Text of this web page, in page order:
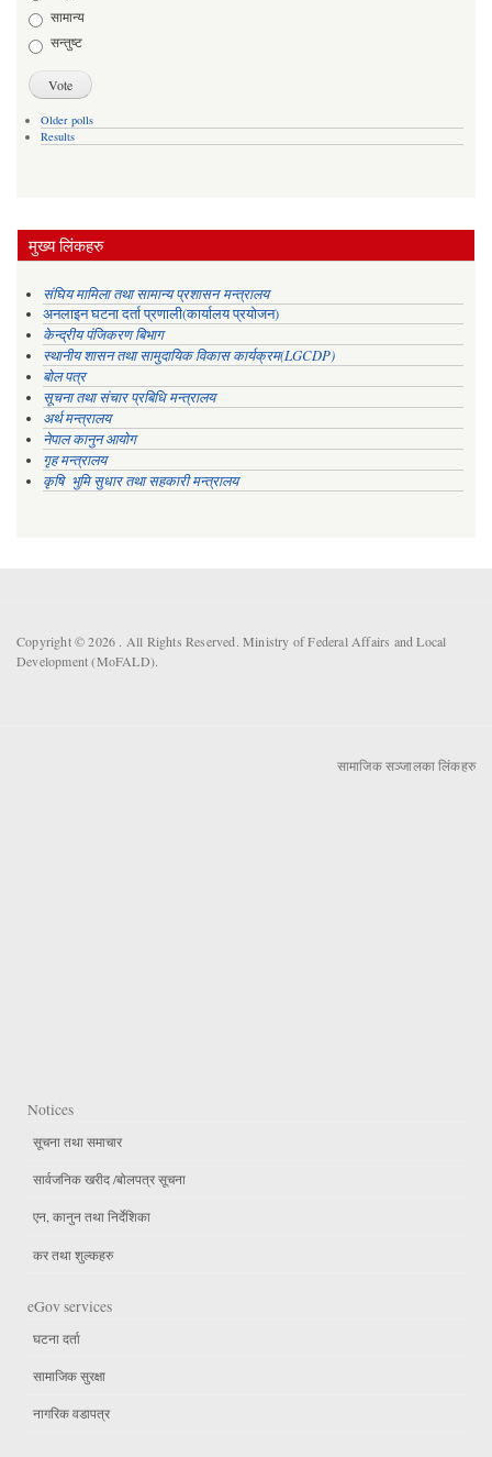
सामान्य
सन्तुष्ट
Older polls
Results
मुख्य लिंकहरु
संघिय मामिला तथा सामान्य प्रशासन मन्त्रालय
अनलाइन घटना दर्ता प्रणाली(कार्यालय प्रयोजन)
केन्द्रीय पंजिकरण बिभाग
स्थानीय शासन तथा सामुदायिक विकास कार्यक्रम(LGCDP)
बोल पत्र
सूचना तथा संचार प्रबिधि मन्त्रालय
अर्थ मन्त्रालय
नेपाल कानुन आयोग
गृह मन्त्रालय
कृषि भुमि सुधार तथा सहकारी मन्त्रालय
Copyright © 2026 . All Rights Reserved. Ministry of Federal Affairs and Local
Development (MoFALD).
सामाजिक सञ्जालका लिंकहरु
Notices
सूचना तथा समाचार
सार्वजनिक खरीद /बोलपत्र सूचना
एन, कानुन तथा निर्देशिका
कर तथा शुल्कहरु
eGov services
घटना दर्ता
सामाजिक सुरक्षा
नागरिक वडापत्र